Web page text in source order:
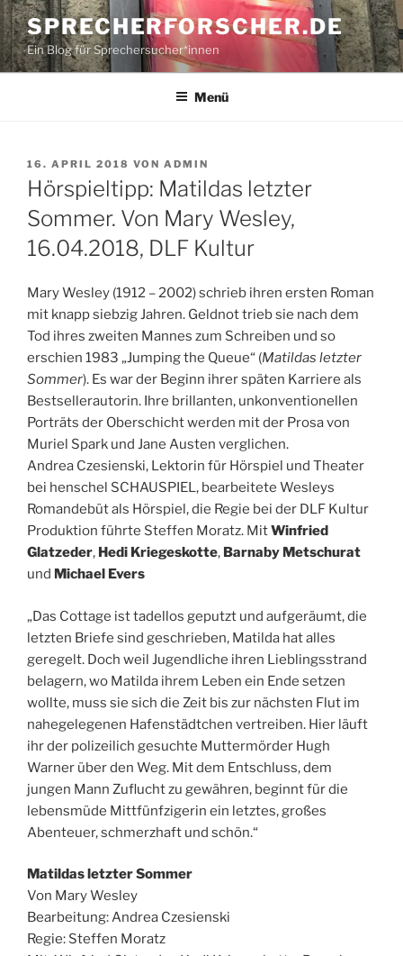
Zum
Inhalt
springen
SPRECHERFORSCHER.DE
Ein Blog für Sprechersucher*innen
Menü
VERÖFFENTLICHT
AM
16. APRIL 2018 VON ADMIN
Hörspieltipp: Matildas letzter
Sommer. Von Mary Wesley,
16.04.2018, DLF Kultur
Mary Wesley (1912 – 2002) schrieb ihren ersten Roman
mit knapp siebzig Jahren. Geldnot trieb sie nach dem
Tod ihres zweiten Mannes zum Schreiben und so
erschien 1983 „Jumping the Queue“ (Matildas letzter
Sommer). Es war der Beginn ihrer späten Karriere als
Bestsellerautorin. Ihre brillanten, unkonventionellen
Porträts der Oberschicht werden mit der Prosa von
Muriel Spark und Jane Austen verglichen.
Andrea Czesienski, Lektorin für Hörspiel und Theater
bei henschel SCHAUSPIEL, bearbeitete Wesleys
Romandebüt als Hörspiel, die Regie bei der DLF Kultur
Produktion führte Steffen Moratz. MitWinfried
Glatzeder, Hedi Kriegeskotte, Barnaby Metschurat
und Michael Evers
„Das Cottage ist tadellos geputzt und aufgeräumt, die
letzten Briefe sind geschrieben, Matilda hat alles
geregelt. Doch weil Jugendliche ihren Lieblingsstrand
belagern, wo Matilda ihrem Leben ein Ende setzen
wollte, muss sie sich die Zeit bis zur nächsten Flut im
nahegelegenen Hafenstädtchen vertreiben. Hier läuft
ihr der polizeilich gesuchte Muttermörder Hugh
Warner über den Weg. Mit dem Entschluss, dem
jungen Mann Zuflucht zu gewähren, beginnt für die
lebensmüde Mittfünfzigerin ein letztes, großes
Abenteuer, schmerzhaft und schön.“
Matildas letzter Sommer
Von Mary Wesley
Bearbeitung: Andrea Czesienski
Regie: Steffen Moratz